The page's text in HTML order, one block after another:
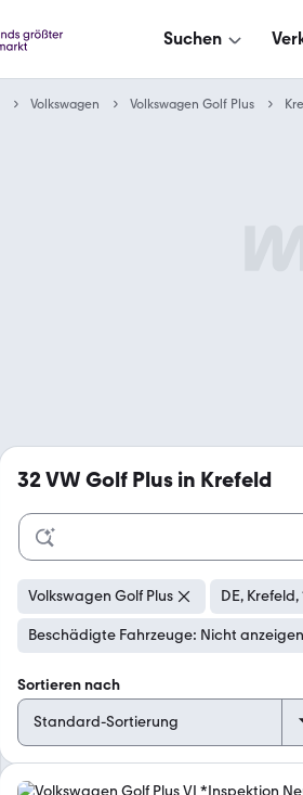
Suchen
Volkswagen Volkswagen Golf Plus
32VW Golf Plus in Krefeld
Volkswagen Golf Plus DE, Krefeld,
Beschädigte Fahrzeuge: Nicht anzeigen
Sortieren nach